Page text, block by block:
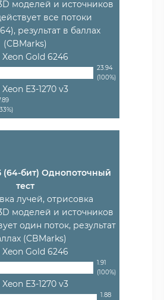
моделей и источников
все потоки
результат в баллах
(CBMarks)
Gold 6246
23.94
(100%)
E3-1270 v3
(64-бит) Однопоточный
тест
лучей, отрисовка
моделей и источников
один поток, результат
(CBMarks)
Gold 6246
1.91
(100%)
E3-1270 v3
1.88